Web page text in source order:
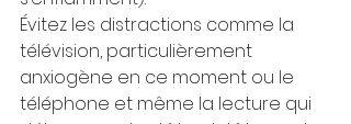
Évitez les distractions comme la
télévision, particulièrement
anxiogène en ce moment ou le
téléphone et même la lecture qui